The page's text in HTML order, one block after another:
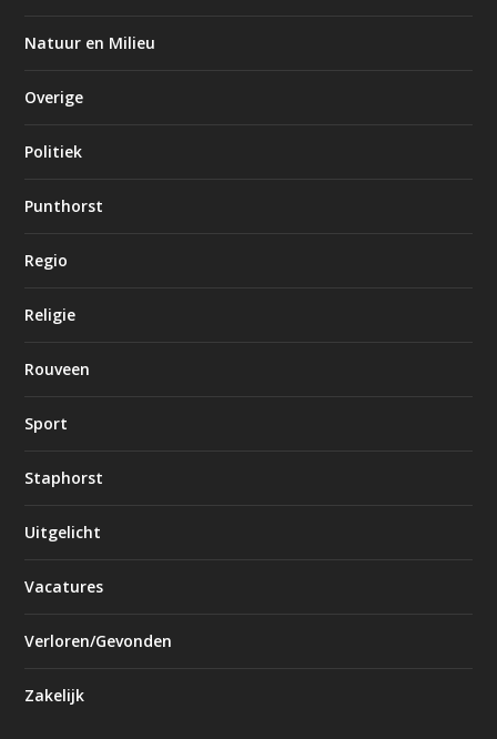
Natuur en Milieu
Overige
Politiek
Punthorst
Regio
Religie
Rouveen
Sport
Staphorst
Uitgelicht
Vacatures
Verloren/Gevonden
Zakelijk